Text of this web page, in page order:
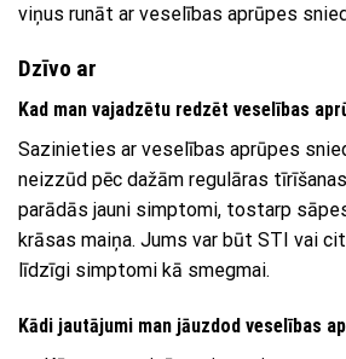
viņus runāt ar veselības aprūpes
Dzīvo ar
Kad man vajadzētu redzēt veselības
Sazinieties ar veselības aprūpes
neizzūd pēc dažām regulāras
parādās jauni simptomi, tostarp
krāsas maiņa. Jums var būt STI vai
līdzīgi simptomi kā smegmai.
Kādi jautājumi man jāuzdod veselības